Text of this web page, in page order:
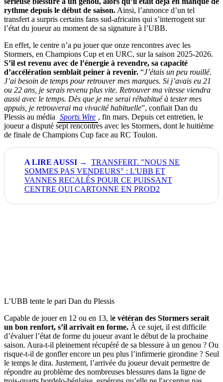
rythme depuis le début de saison. Ainsi, l’annonce d’un tel
transfert a surpris certains fans sud-africains qui s’interrogent sur
l’état du joueur au moment de sa signature à l’UBB.
En effet, le centre n’a pu jouer que onze rencontres avec les
Stormers, en Champions Cup et en URC, sur la saison 2025-2026.
S’il est revenu avec de l’énergie à revendre, sa capacité
d’accélération semblait peiner à revenir. “J’étais un peu rouillé.
J’ai besoin de temps pour retrouver mes marques. Si j’avais eu 21
ou 22 ans, je serais revenu plus vite. Retrouver ma vitesse viendra
aussi avec le temps. Dès que je me serai réhabitué à tester mes
appuis, je retrouverai ma vivacité habituelle”, confiait Dan du
Plessis au média Sports Wire , fin mars. Depuis cet entretien, le
joueur a disputé sept rencontres avec les Stormers, dont le huitième
de finale de Champions Cup face au RC Toulon.
TRANSFERT. "NOUS NE
SOMMES PAS VENDEURS" : L'UBB ET
VANNES RECALÉS POUR CE PUISSANT
CENTRE QUI CARTONNE EN PROD2
L’UBB tente le pari Dan du Plessis
Capable de jouer en 12 ou en 13, le vétéran des Stormers serait
un bon renfort, s’il arrivait en forme. À ce sujet, il est difficile
d’évaluer l’état de forme du joueur avant le début de la prochaine
saison. Aura-t-il pleinement récupéré de sa blessure à un genou ? Ou
risque-t-il de gonfler encore un peu plus l’infirmerie girondine ? Seul
le temps le dira. Justement, l’arrivée du joueur devait permettre de
répondre au problème des nombreuses blessures dans la ligne de